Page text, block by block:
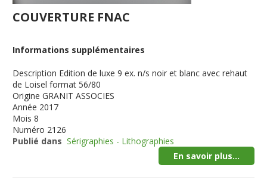
COUVERTURE FNAC
Informations supplémentaires
Description Edition de luxe 9 ex. n/s noir et blanc avec rehaut
de Loisel format 56/80
Origine GRANIT ASSOCIES
Année 2017
Mois 8
Numéro 2126
Publié dans Sérigraphies - Lithographies
En savoir plus...